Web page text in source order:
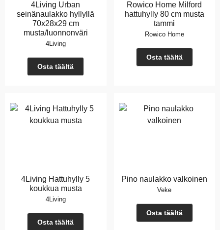
4Living Urban
seinänaulakko hyllyllä
70x28x29 cm
musta/luonnonväri
4Living
Osta täältä
Rowico Home Milford
hattuhylly 80 cm musta
tammi
Rowico Home
Osta täältä
4Living Hattuhylly 5
koukkua musta
4Living
Osta täältä
Pino naulakko valkoinen
Veke
Osta täältä